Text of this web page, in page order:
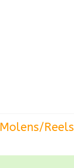
Molens/Reels